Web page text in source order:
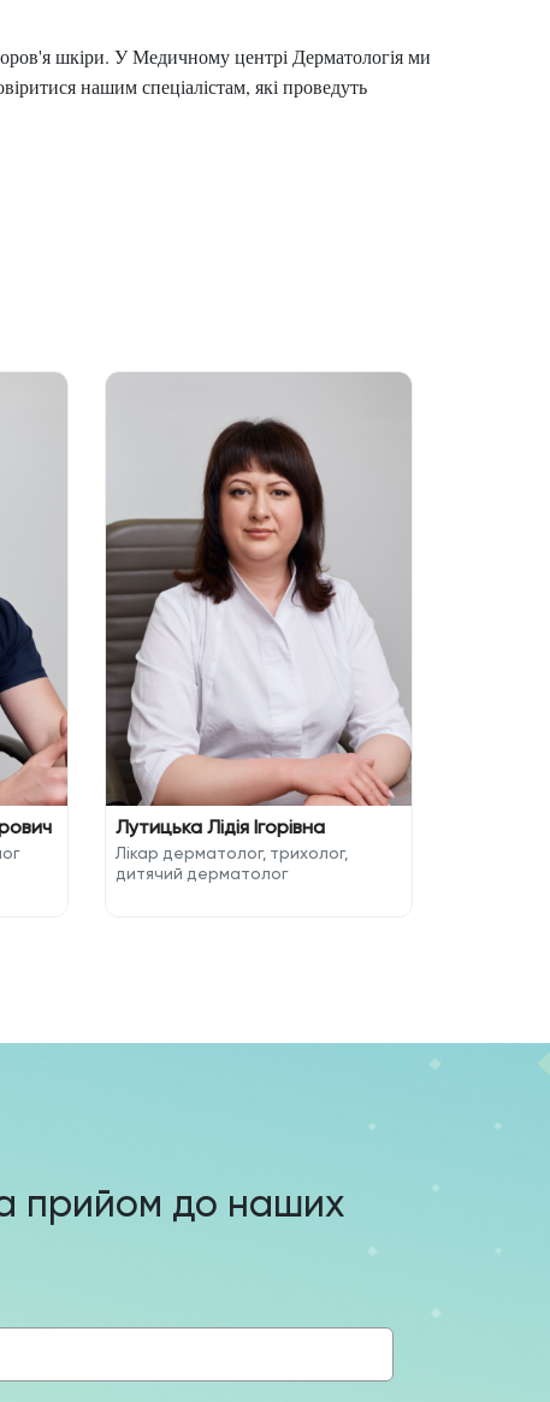
шкіри. У Медичному центрі Дерматологія ми
нашим спеціалістам, які проведуть
Лутицька Лідія Ігорівна
Лікар дерматолог, трихолог,
дитячий дерматолог
прийом до наших